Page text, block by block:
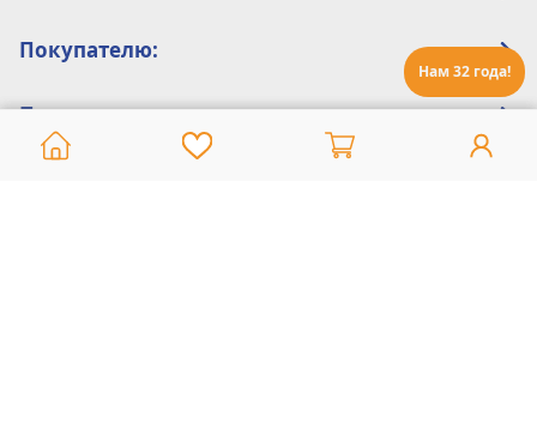
Нам 32 года!
Покупателю:
Помощь: